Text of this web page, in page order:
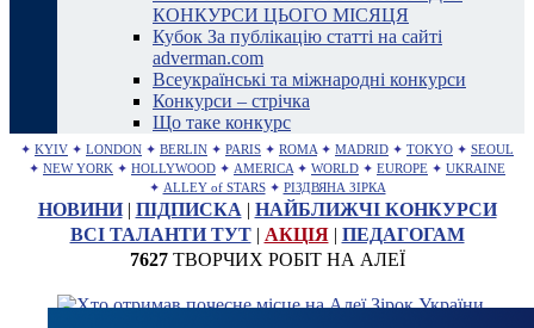
КОНКУРСИ ЦЬОГО МІСЯЦЯ
Кубок За публікацію статті на сайті
adverman.com
Всеукраїнські та міжнародні конкурси
Конкурси – стрічка
Що таке конкурс
✦ KYIV ✦ LONDON ✦ BERLIN ✦ PARIS ✦ ROMA ✦ MADRID ✦ TOKYO ✦ SEOUL
✦ NEW YORK ✦ HOLLYWOOD ✦ AMERICA ✦ WORLD ✦ EUROPE ✦ UKRAINE
✦ ALLEY of STARS ✦ РІЗДВЯНА ЗІРКА
НОВИНИ| ПІДПИСКА | НАЙБЛИЖЧІ КОНКУРСИ
ВСІ ТАЛАНТИ ТУТ| АКЦІЯ| ПЕДАГОГАМ
7627ТВОРЧИХ РОБІТ НА АЛЕЇ